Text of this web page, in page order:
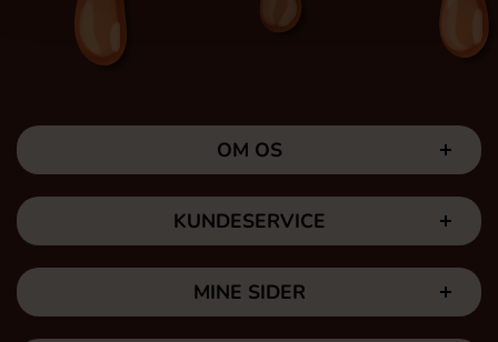
OM OS
KUNDESERVICE
MINE SIDER